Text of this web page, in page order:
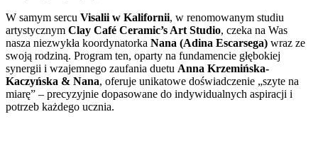
W samym sercu Visalii w Kalifornii, w renomowanym studiu
artystycznym Clay Café Ceramic’s Art Studio, czeka na Was
nasza niezwykła koordynatorka Nana (Adina Escarsega) wraz ze
swoją rodziną. Program ten, oparty na fundamencie głębokiej
synergii i wzajemnego zaufania duetu Anna Krzemińska-
Kaczyńska & Nana, oferuje unikatowe doświadczenie „szyte na
miarę” – precyzyjnie dopasowane do indywidualnych aspiracji i
potrzeb każdego ucznia.